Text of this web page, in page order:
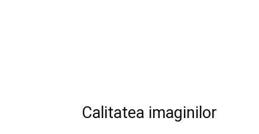
Calitatea imaginilor